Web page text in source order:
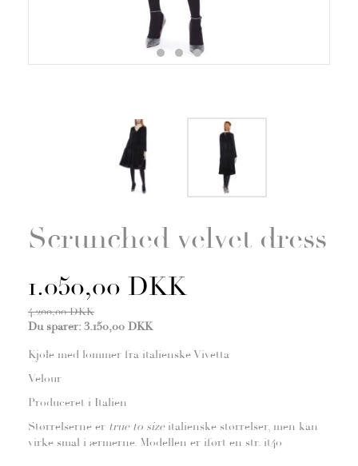
Scrunched velvet dress
1.050,00 DKK
4.200,00 DKK
Du sparer: 3.150,00 DKK
Kjole med lommer fra italienske Vivetta
Velour
Produceret i Italien
Størrelserne er true to size italienske størrelser, men kan
virke smal i ærmerne. Modellen er iført en str. it40